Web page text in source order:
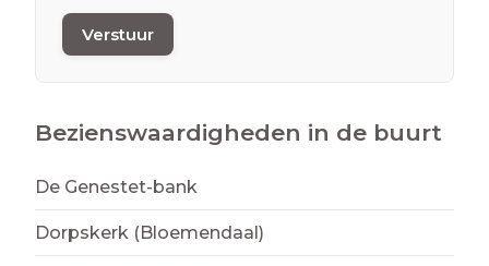
Verstuur
Bezienswaardigheden in de buurt
De Genestet-bank
Dorpskerk (Bloemendaal)